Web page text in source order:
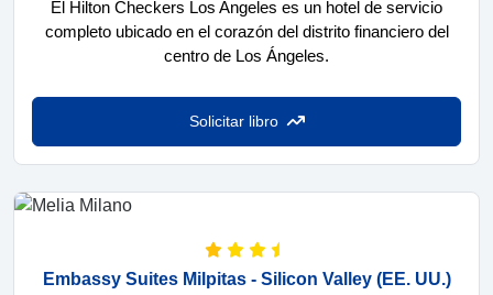
El Hilton Checkers Los Angeles es un hotel de servicio
completo ubicado en el corazón del distrito financiero del
centro de Los Ángeles.
Solicitar libro
Embassy Suites Milpitas - Silicon Valley (EE. UU.)